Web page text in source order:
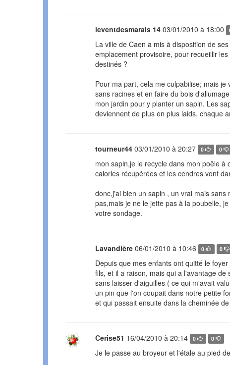
leventdesmarais 14 03/01/2010 à 18:00
La ville de Caen a mis à disposition de
emplacement provisoire, pour recueillir
destinés ?
Pour ma part, cela me culpabilise; mais
sans racines et en faire du bois
mon jardin pour y planter un sapin. Les
deviennent de plus en plus laids, chaque
tourneur44 03/01/2010 à 20:27 0 0
mon sapin,je le recycle dans mon poêle
calories récupérées et les cendres vont
donc,j'ai bien un sapin , un vrai mais
pas,mais je ne le jette pas à la poubelle,
votre sondage.
Lavandière 06/01/2010 à 10:46 0 0
Depuis que mes enfants ont quitté le
fils, et il a raison, mais qui a l'avantage
sans laisser d'aiguilles ( ce qui m'avait
un pin que l'on coupait dans notre petite
et qui passait ensuite dans la cheminée
Cerise51 16/04/2010 à 20:14 0 0
Je le passe au broyeur et l'étale au pied